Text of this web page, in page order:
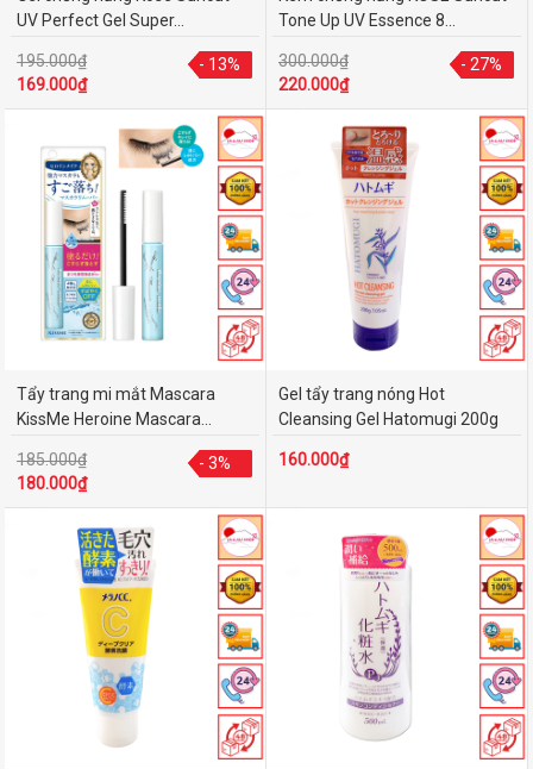
- 13%
UV Perfect Gel Super...
195.000₫
169.000₫
- 13% - 27%
Tone Up UV Essence 8...
300.000₫
220.000₫
- 27%
- 3%
Tẩy trang mi mắt Mascara
KissMe Heroine Mascara...
185.000₫
180.000₫
- 3%
Gel tẩy trang nóng Hot
Cleansing Gel Hatomugi 200g
160.000₫